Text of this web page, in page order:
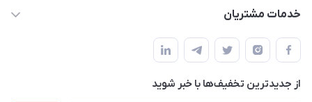
حساب کاربری
لیست محصولات
درباره ما
خدمات مشتریان
قوانین و مقررات
حریم خصوصی
راهنما
از جدید‌ترین تخفیف‌ها با‌ خبر شوید